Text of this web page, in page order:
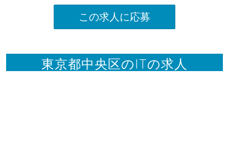
この求人に応募
東京都中央区のITの求人